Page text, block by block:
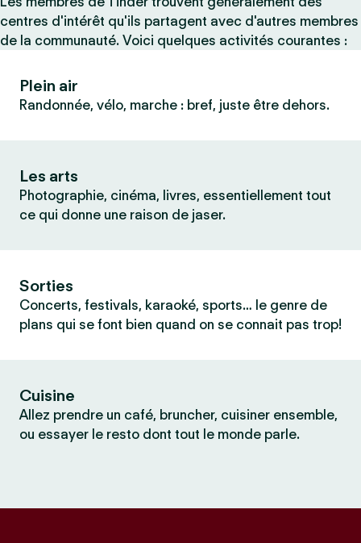
centres d'intérêt qu'ils partagent avec d'autres membres
de la communauté. Voici quelques activités courantes :
Plein air
Randonnée, vélo, marche : bref, juste être dehors.
Les arts
Photographie, cinéma, livres, essentiellement tout
ce qui donne une raison de jaser.
Sorties
Concerts, festivals, karaoké, sports… le genre de
plans qui se font bien quand on se connait pas trop!
Cuisine
Allez prendre un café, bruncher, cuisiner ensemble,
ou essayer le resto dont tout le monde parle.